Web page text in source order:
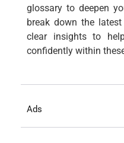
glossary to deepen
break down the
clear insights to
confidently within
Ads